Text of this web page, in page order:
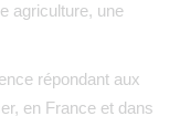
agriculture, une
répondant aux
en France et dans